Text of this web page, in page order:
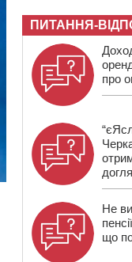
ПИТАННЯ-
про
Не
що